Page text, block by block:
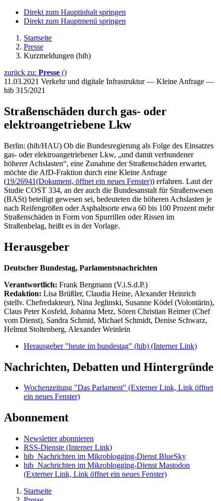
Direkt zum Hauptinhalt springen
Direkt zum Hauptmenü springen
Startseite
Presse
Kurzmeldungen (hib)
zurück zu: Presse ()
11.03.2021 Verkehr und digitale Infrastruktur — Kleine Anfrage —
hib 315/2021
Straßenschäden durch gas- oder
elektroangetriebene Lkw
Berlin: (hib/HAU) Ob die Bundesregierung als Folge des Einsatzes
gas- oder elektroangetriebener Lkw, „und damit verbundener
höherer Achslasten“, eine Zunahme der Straßenschäden erwartet,
möchte die AfD-Fraktion durch eine Kleine Anfrage
(19/26941(Dokument, öffnet ein neues Fenster)) erfahren. Laut der
Studie COST 334, an der auch die Bundesanstalt für Straßenwesen
(BASt) beteiligt gewesen sei, bedeuteten die höheren Achslasten je
nach Reifengrößen oder Asphaltsorte etwa 60 bis 100 Prozent mehr
Straßenschäden in Form von Spurrillen oder Rissen im
Straßenbelag, heißt es in der Vorlage.
Herausgeber
Deutscher Bundestag, Parlamentsnachrichten
Verantwortlich: Frank Bergmann (V.i.S.d.P.)
Redaktion: Lisa Brüßler, Claudia Heine, Alexander Heinrich
(stellv. Chefredakteur), Nina Jeglinski, Susanne Ködel (Volontärin),
Claus Peter Kosfeld, Johanna Metz, Sören Christian Reimer (Chef
vom Dienst), Sandra Schmid, Michael Schmidt, Denise Schwarz,
Helmut Stoltenberg, Alexander Weinlein
Herausgeber "heute im bundestag" (hib) (Interner Link)
Nachrichten, Debatten und Hintergründe
Wochenzeitung "Das Parlament" (Externer Link, Link öffnet
ein neues Fenster)
Abonnement
Newsletter abonnieren
RSS-Dienste (Interner Link)
hib_Nachrichten im Mikroblogging-Dienst BlueSky
hib_Nachrichten im Mikroblogging-Dienst Mastodon
(Externer Link, Link öffnet ein neues Fenster)
Startseite